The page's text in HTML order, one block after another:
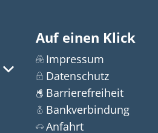
auszublenden
Auf einen Klick
Impressum
Datenschutz
Barrierefreiheit
Bankverbindung
Anfahrt